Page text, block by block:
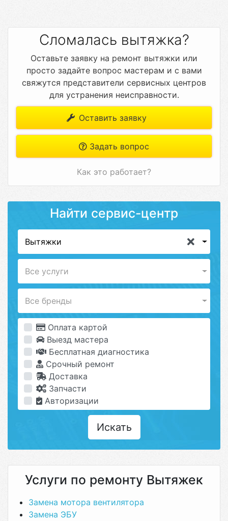
Сломалась вытяжка?
Оставьте заявку на ремонт вытяжки или
просто задайте вопрос мастерам и с вами
свяжутся представители сервисных центров
для устранения неисправности.
Оставить заявку
Задать вопрос
Как это работает?
Найти сервис-центр
Вытяжки
Все услуги
Все бренды
Оплата картой
Выезд мастера
Бесплатная диагностика
Срочный ремонт
Доставка
Запчасти
Авторизации
Искать
Услуги по ремонту Вытяжек
Замена мотора вентилятора
Замена ЭБУ